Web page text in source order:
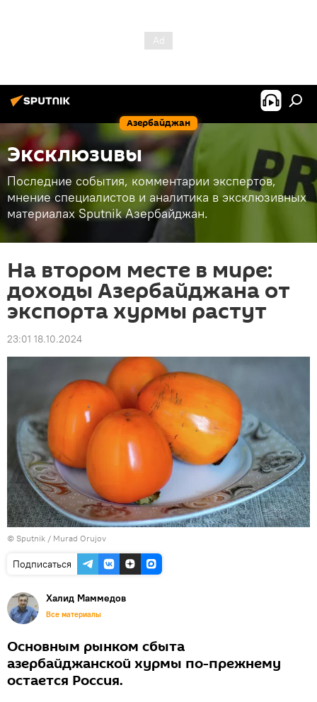
Азербайджан
Эксклюзивы
Последние события, комментарии экспертов,
мнение специалистов и аналитика в эксклюзивных
материалах Sputnik Азербайджан.
На втором месте в мире:
доходы Азербайджана от
экспорта хурмы растут
23:01 18.10.2024
© Sputnik / Murad Orujov
Подписаться
Халид Маммедов
Все материалы
Основным рынком сбыта
азербайджанской хурмы по-прежнему
остается Россия.